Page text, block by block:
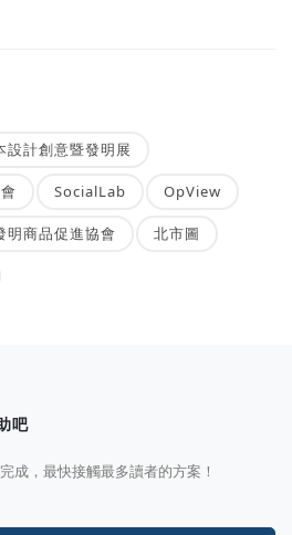
設計創意暨發明展
SocialLab OpView
明商品促進協會 北市圖
吧
成，最快接觸最多讀者的方案！